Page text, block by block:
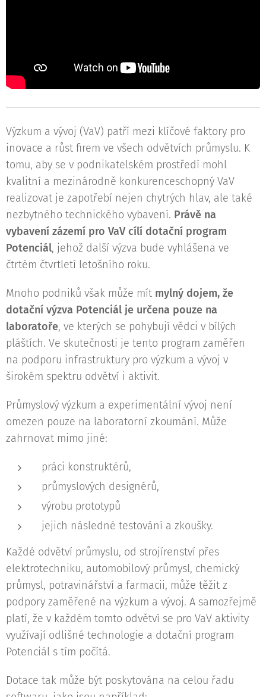
Výzkum a vývoj (VaV) patří mezi klíčové faktory pro
inovace a růst firem ve všech odvětvích průmyslu. K
tomu, aby se v podnikatelském prostředí mohl
kvalitní a mezinárodně konkurenceschopný VaV
realizovat je zapotřebí nejen chytrých hlav, ale také
nezbytného technického vybavení. Právě na
vybavení zázemí pro VaV cílí dotační program
Potenciál, jehož další výzva bude vyhlášena ve
čtrtém čtvrtletí letošního roku.
Mnoho podniků však může mít mylný dojem, že
dotační výzva Potenciál je určena pouze na
laboratoře, ve kterých se pohybují vědci v bílých
pláštích. Ve skutečnosti je tento program zaměřen
na podporu infrastruktury pro výzkum a vývoj v
širokém spektru odvětví i aktivit.
Průmyslový výzkum a experimentální vývoj není
omezen pouze na laboratorní zkoumání. Může
zahrnovat mimo jiné:
práci konstruktérů,
průmyslových designérů,
výrobu prototypů
jejich následné testování a zkoušky.
Každé odvětví průmyslu, od strojírenství přes
elektrotechniku, automobilový průmysl, chemický
průmysl, potravinářství a farmacii, může těžit z
podpory zaměřené na výzkum a vývoj. A samozřejmě
platí, že v každém tomto odvětví se pro VaV aktivity
využívají odlišné technologie a dotační program
Potenciál s tím počítá.
Dotace tak může být poskytována na celou řadu